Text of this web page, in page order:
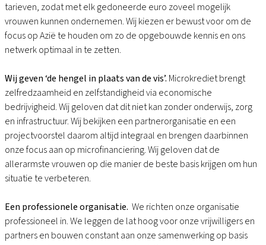
tarieven, zodat met elk gedoneerde euro zoveel mogelijk
vrouwen kunnen ondernemen. Wij kiezen er bewust voor om de
focus op Azië te houden om zo de opgebouwde kennis en ons
netwerk optimaal in te zetten.
Wij geven ‘de hengel in plaats van de vis’. Microkrediet brengt
zelfredzaamheid en zelfstandigheid via economische
bedrijvigheid. Wij geloven dat dit niet kan zonder onderwijs, zorg
en infrastructuur. Wij bekijken een partnerorganisatie en een
projectvoorstel daarom altijd integraal en brengen daarbinnen
onze focus aan op microfinanciering. Wij geloven dat de
allerarmste vrouwen op die manier de beste basis krijgen om hun
situatie te verbeteren.
Een professionele organisatie. We richten onze organisatie
professioneel in. We leggen de lat hoog voor onze vrijwilligers en
partners en bouwen constant aan onze samenwerking op basis